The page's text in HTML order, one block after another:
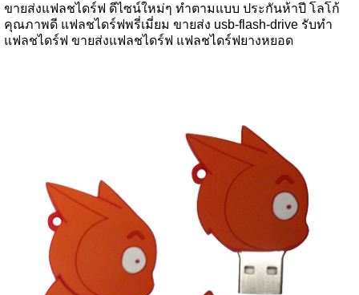
ขายส่งแฟลชไดร์ฟ ดีไซน์ใหม่ๆ ทำตามแบบ ประกันห้าปี โลโก้
คุณภาพดี แฟลชไดร์ฟพรี่เมี่ยม ขายส่ง usb-flash-drive รับทำ
แฟลชไดร์ฟ ขายส่งแฟลชไดร์ฟ แฟลชไดร์ฟยางหยอด